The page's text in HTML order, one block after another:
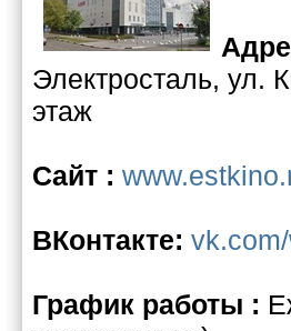
Электросталь, ул.
этаж
Сайт :
ВКонтакте:
График работы :